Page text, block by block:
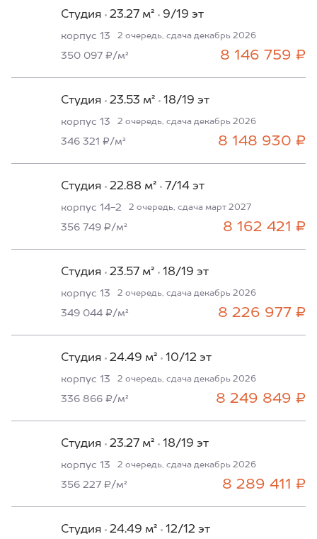
Студия 23.27 м² 9/19 эт
корпус 13 2 очередь, сдача декабрь 2026
8 146 759 ₽
350 097 ₽/м²
Студия 23.53 м² 18/19 эт
корпус 13 2 очередь, сдача декабрь 2026
8 148 930 ₽
346 321 ₽/м²
Студия 22.88 м² 7/14 эт
корпус 14-2 2 очередь, сдача март 2027
8 162 421 ₽
356 749 ₽/м²
Студия 23.57 м² 18/19 эт
корпус 13 2 очередь, сдача декабрь 2026
8 226 977 ₽
349 044 ₽/м²
Студия 24.49 м² 10/12 эт
корпус 13 2 очередь, сдача декабрь 2026
8 249 849 ₽
336 866 ₽/м²
Студия 23.27 м² 18/19 эт
корпус 13 2 очередь, сдача декабрь 2026
8 289 411 ₽
356 227 ₽/м²
Студия 24.49 м² 12/12 эт